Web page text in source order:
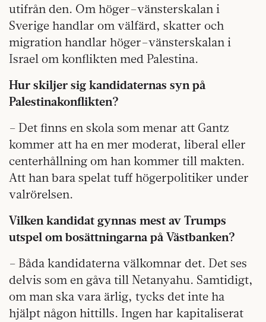
utifrån den. Om höger–vänster­skalan i
Sverige handlar om välfärd, skatter och
migration handlar höger–vänster­skalan i
Israel om konflikten med Palestina.
Hur skiljer sig kandidaternas syn på
Palestinakonflikten?
– Det finns en skola som menar att Gantz
kommer att ha en mer moderat, liberal eller
centerhållning om han kommer till makten.
Att han bara spelat tuff högerpolitiker under
valrörelsen.
Vilken kandidat gynnas mest av Trumps
utspel om bosättningarna på Västbanken?
– Båda kandidaterna välkomnar det. Det ses
delvis som en gåva till Netanyahu. Samtidigt,
om man ska vara ärlig, tycks det inte ha
hjälpt någon hittills. Ingen har kapitaliserat